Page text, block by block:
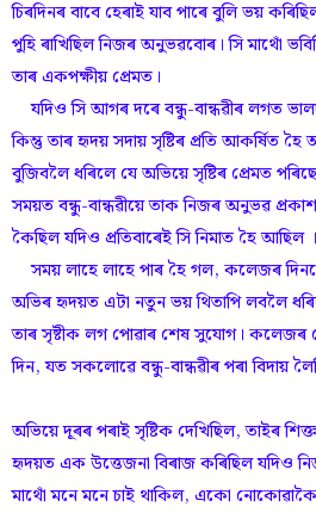
চিৰদিনৰ বাবে হেৰাই যাব পাৰে বুলি ভয়
পুহি ৰাখিছিল নিজৰ অনুভৱবোৰ। সি মাথোঁ
তাৰ একপক্ষীয় প্ৰেমত।
যদিও সি আগৰ দৰে বন্ধু-বান্ধৱীৰ লগত
কিন্তু তাৰ হৃদয় সদায় সৃষ্টিৰ প্ৰতি আকৰ্ষিত
বুজিবলৈ ধৰিলে যে অভিয়ে সৃষ্টিৰ প্ৰেমত
সময়ত বন্ধু-বান্ধৱীয়ে তাক নিজৰ অনুভৱ
কৈছিল যদিও প্ৰতিবাৰেই সি নিমাত হৈ আছিল ।
সময় লাহে লাহে পাৰ হৈ গল, কলেজৰ
অভিৰ হৃদয়ত এটা নতুন ভয় থিতাপি লবলৈ
তাৰ সৃষ্টীক লগ পোৱাৰ শেষ সুযোগ।
দিন, যত সকলোৱে বন্ধু-বান্ধৱীৰ পৰা বিদায়
অভিয়ে দূৰৰ পৰাই সৃষ্টিক দেখিছিল, তাইৰ
হৃদয়ত এক উত্তেজনা বিৰাজ কৰিছিল যদিও
মাথোঁ মনে মনে চাই থাকিল, একো